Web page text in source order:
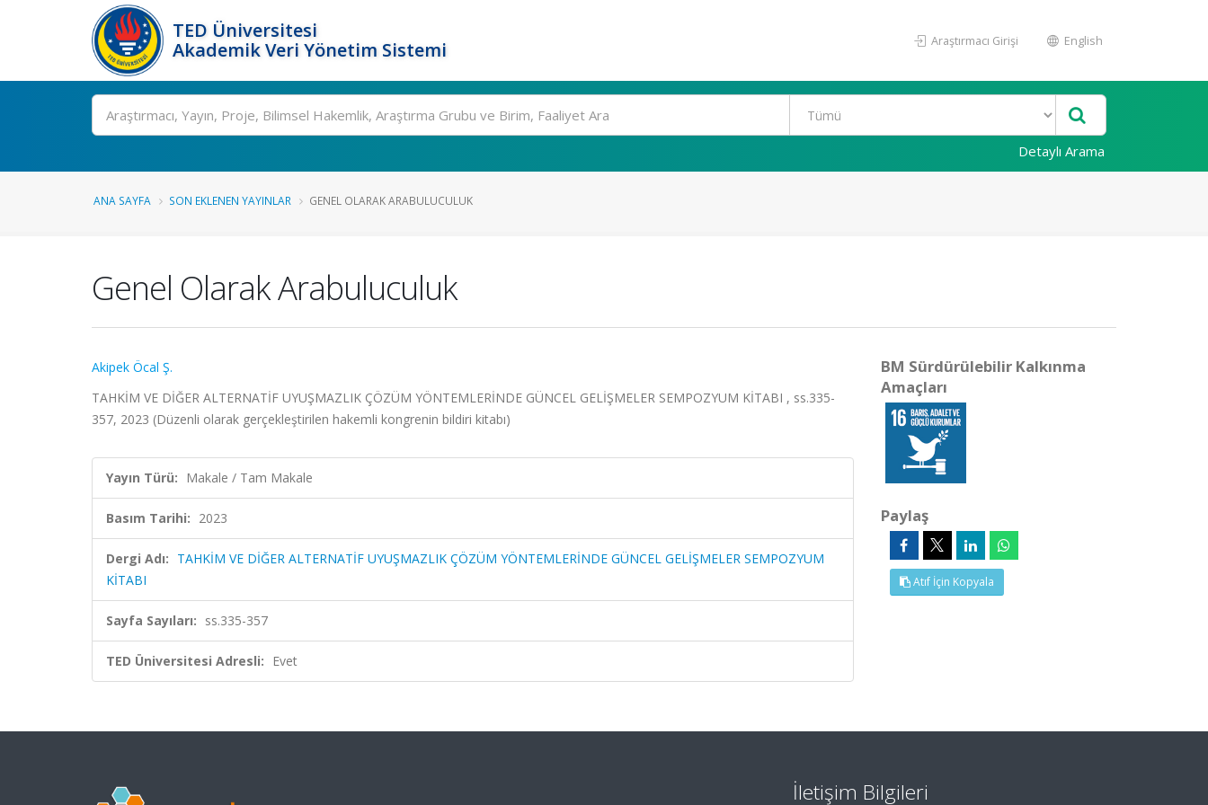
TED Üniversitesi
Akademik Veri Yönetim Sistemi
Araştırmacı Girişi English
Ara
Detaylı Arama
ANA SAYFA SON EKLENEN YAYINLAR GENEL OLARAK ARABULUCULUK
Genel Olarak Arabuluculuk
Akipek Öcal Ş.
TAHKİM VE DİĞER ALTERNATİF UYUŞMAZLIK ÇÖZÜM YÖNTEMLERİNDE GÜNCEL GELİŞMELER SEMPOZYUM KİTABI , ss.335-
357, 2023 (Düzenli olarak gerçekleştirilen hakemli kongrenin bildiri kitabı)
Yayın Türü: Makale / Tam Makale
Basım Tarihi: 2023
Dergi Adı: TAHKİM VE DİĞER ALTERNATİF UYUŞMAZLIK ÇÖZÜM YÖNTEMLERİNDE GÜNCEL GELİŞMELER SEMPOZYUM
KİTABI
Sayfa Sayıları: ss.335-357
TED Üniversitesi Adresli: Evet
BM Sürdürülebilir Kalkınma
Amaçları
Paylaş
Atıf İçin Kopyala
İletişim Bilgileri